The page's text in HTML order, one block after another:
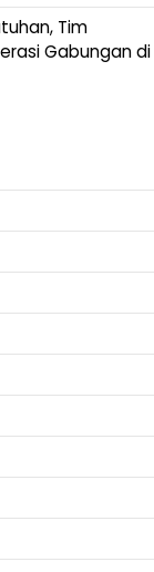
Tim
Gabungan di